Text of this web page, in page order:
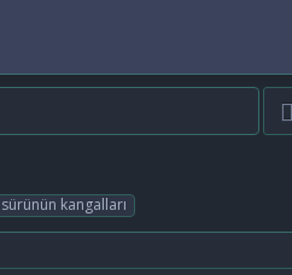
sürünün kangalları